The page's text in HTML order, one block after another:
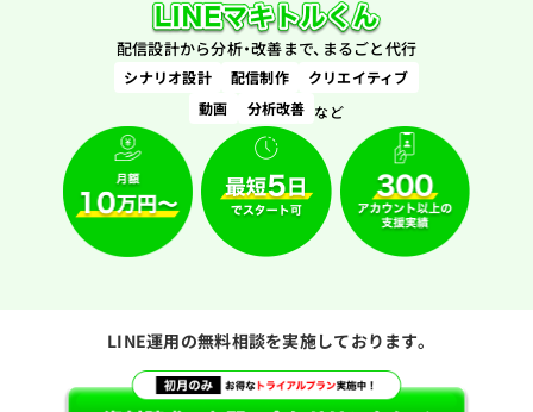
配信設計から分析・改善まで、まるごと代行
シナリオ設計 配信制作
クリエイティブ
動画
分析改善 など
LINE運用の無料相談を実施しております。